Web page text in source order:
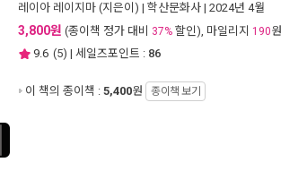
레이아 레이지마 (지은이) | 학산문화사 | 2024년 4월
3,800원 (종이책 정가 대비 37% 할인), 마일리지 190원
9.6 (5) | 세일즈포인트 : 86
이 책의 종이책 : 5,400원 종이책 보기